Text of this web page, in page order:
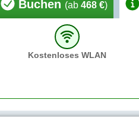
Buchen (ab 468 €)
Kostenloses WLAN